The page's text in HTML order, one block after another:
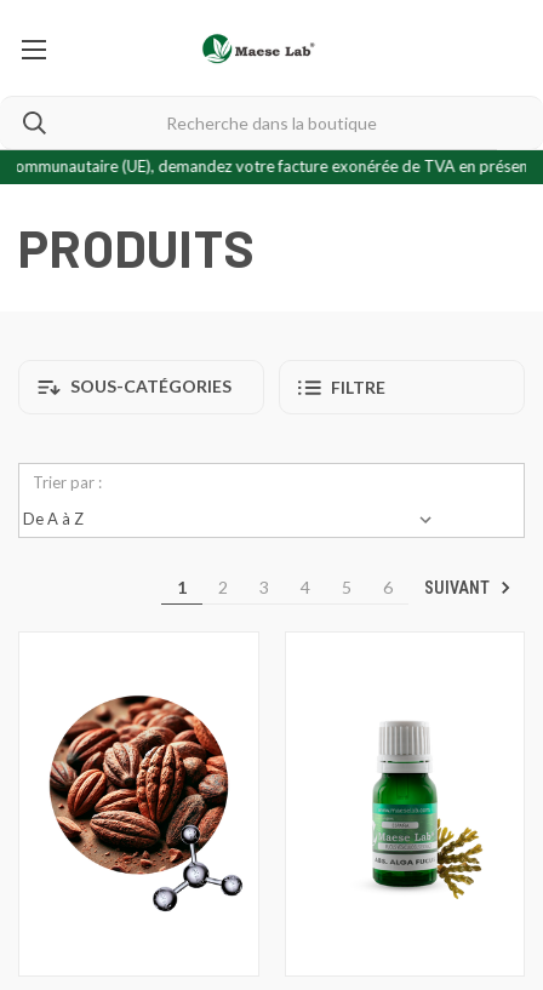
(UE), demandez votre facture exonérée de TVA en présentant votre
PRODUITS
SOUS-CATÉGORIES FILTRE
Trier par :
1 2 3 4 5 6 SUIVANT